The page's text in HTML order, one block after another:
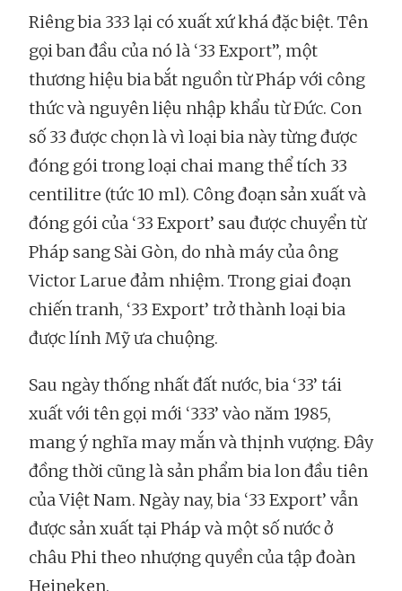
Riêng bia 333 lại có xuất xứ khá đặc biệt. Tên
gọi ban đầu của nó là ‘33 Export’’, một
thương hiệu bia bắt nguồn từ Pháp với công
thức và nguyên liệu nhập khẩu từ Đức. Con
số 33 được chọn là vì loại bia này từng được
đóng gói trong loại chai mang thể tích 33
centilitre (tức 10 ml). Công đoạn sản xuất và
đóng gói của ‘33 Export’ sau được chuyển từ
Pháp sang Sài Gòn, do nhà máy của ông
Victor Larue đảm nhiệm. Trong giai đoạn
chiến tranh, ‘33 Export’ trở thành loại bia
được lính Mỹ ưa chuộng.
Sau ngày thống nhất đất nước, bia ‘33’ tái
xuất với tên gọi mới ‘333’ vào năm 1985,
mang ý nghĩa may mắn và thịnh vượng. Đây
đồng thời cũng là sản phẩm bia lon đầu tiên
của Việt Nam. Ngày nay, bia ‘33 Export’ vẫn
được sản xuất tại Pháp và một số nước ở
châu Phi theo nhượng quyền của tập đoàn
Heineken.